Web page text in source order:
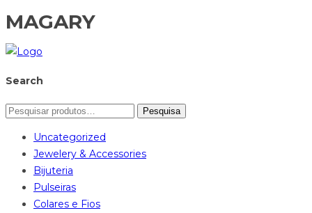
MAGARY
Search
Pesquisa
Uncategorized
Jewelery & Accessories
Bijuteria
Pulseiras
Colares e Fios